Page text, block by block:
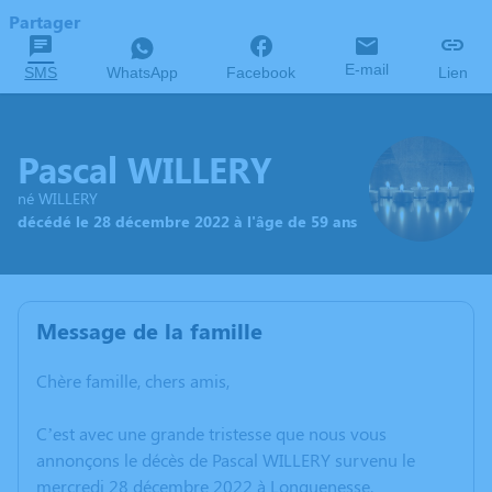
Partager
SMS WhatsApp Facebook E-mail Lien
Pascal WILLERY
né WILLERY
décédé le 28 décembre 2022 à l'âge de 59 ans
Message de la famille
Chère famille, chers amis,
C’est avec une grande tristesse que nous vous
annonçons le décès de Pascal WILLERY survenu le
mercredi 28 décembre 2022 à Longuenesse.